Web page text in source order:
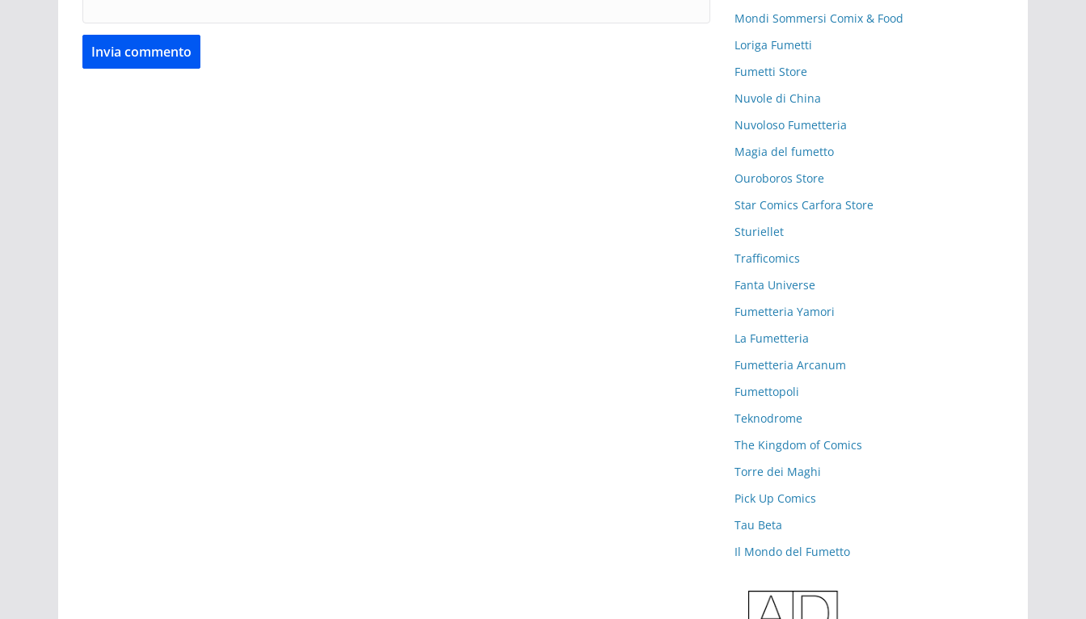
Mondi Sommersi Comix & Food
Loriga Fumetti
Fumetti Store
Nuvole di China
Nuvoloso Fumetteria
Magia del fumetto
Ouroboros Store
Star Comics Carfora Store
Sturiellet
Trafficomics
Fanta Universe
Fumetteria Yamori
La Fumetteria
Fumetteria Arcanum
Fumettopoli
Teknodrome
The Kingdom of Comics
Torre dei Maghi
Pick Up Comics
Tau Beta
Il Mondo del Fumetto